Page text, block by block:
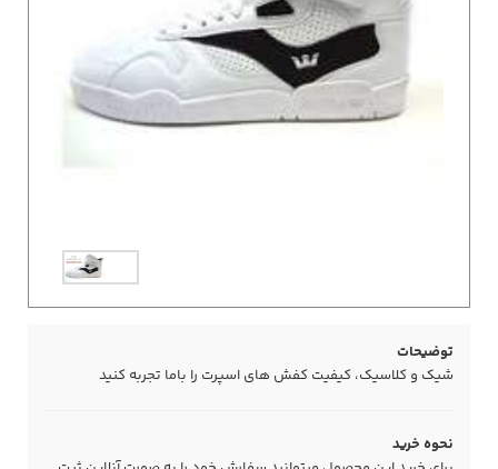
توضیحات
شیک و کلاسیک، کیفیت کفش های اسپرت را باما تجربه کنید
نحوه خرید